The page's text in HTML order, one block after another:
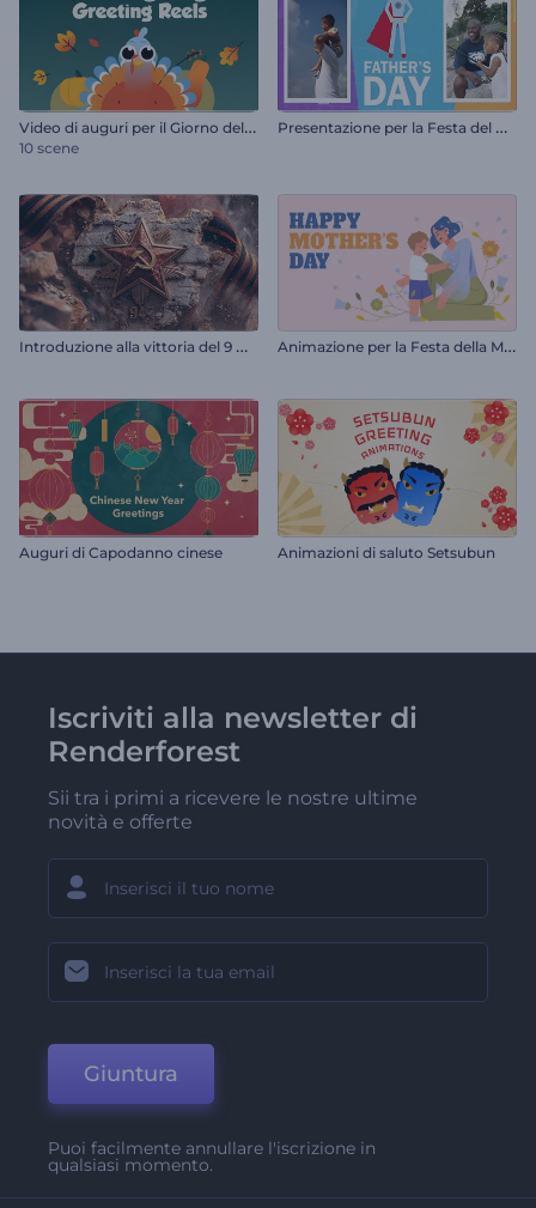
V
ideo di auguri per il Giorno del Ringraziamento
10 scene
P
resentazione per la Festa del Papà
I
ntroduzione alla vittoria del 9 maggio A
nimazione per la Festa della Mamma
Auguri di Capodanno cinese Animazioni di saluto Setsubun
Iscriviti alla newsletter di
Renderforest
Sii tra i primi a ricevere le nostre ultime
novità e offerte
Giuntura
Puoi facilmente annullare l'iscrizione in
qualsiasi momento.